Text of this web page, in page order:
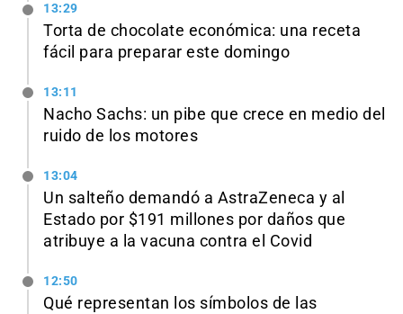
13:29
Torta de chocolate económica: una receta
fácil para preparar este domingo
13:11
Nacho Sachs: un pibe que crece en medio del
ruido de los motores
13:04
Un salteño demandó a AstraZeneca y al
Estado por $191 millones por daños que
atribuye a la vacuna contra el Covid
12:50
Qué representan los símbolos de las